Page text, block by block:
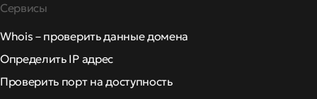
Сервисы
Whois – проверить данные домена
Определить IP адрес
Проверить порт на доступность